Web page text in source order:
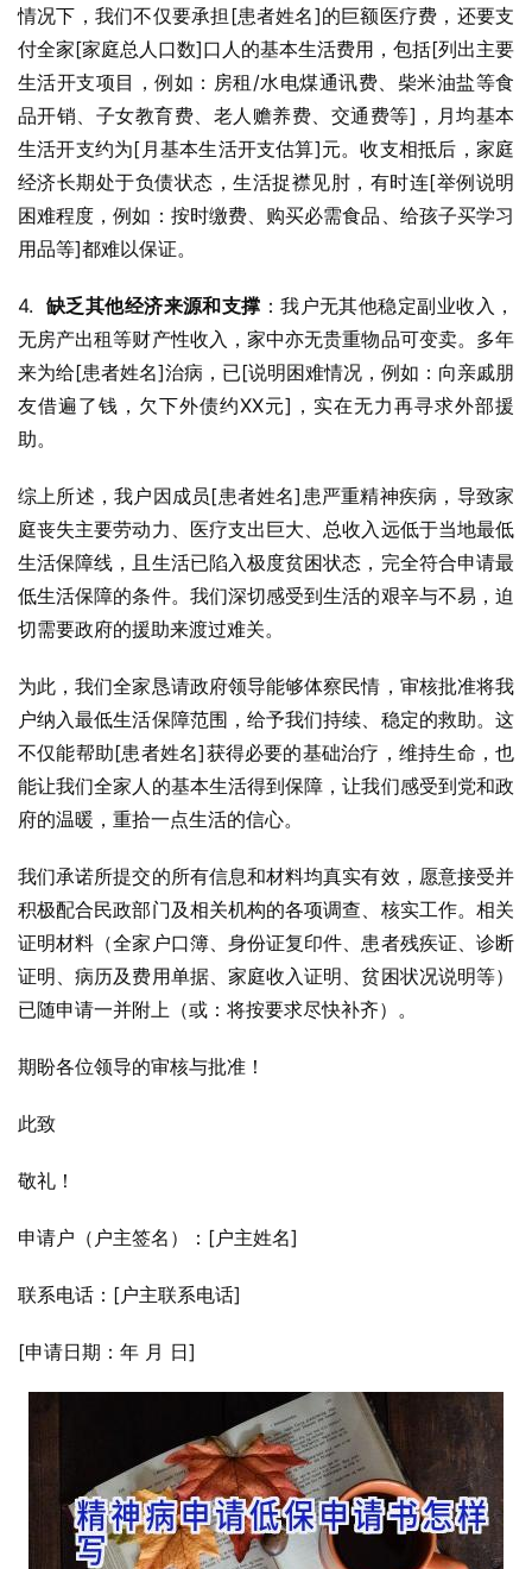
情况下，我们不仅要承担[患者姓名]的巨额医疗费，还要支
付全家[家庭总人口数]口人的基本生活费用，包括[列出主要
生活开支项目，例如：房租/水电煤通讯费、柴米油盐等食
品开销、子女教育费、老人赡养费、交通费等]，月均基本
生活开支约为[月基本生活开支估算]元。收支相抵后，家庭
经济长期处于负债状态，生活捉襟见肘，有时连[举例说明
困难程度，例如：按时缴费、购买必需食品、给孩子买学习
用品等]都难以保证。
4. 缺乏其他经济来源和支撑 ：我户无其他稳定副业收入，
无房产出租等财产性收入，家中亦无贵重物品可变卖。多年
来为给[患者姓名]治病，已[说明困难情况，例如：向亲戚朋
友借遍了钱，欠下外债约XX元]，实在无力再寻求外部援
助。
综上所述，我户因成员[患者姓名]患严重精神疾病，导致家
庭丧失主要劳动力、医疗支出巨大、总收入远低于当地最低
生活保障线，且生活已陷入极度贫困状态，完全符合申请最
低生活保障的条件。我们深切感受到生活的艰辛与不易，迫
切需要政府的援助来渡过难关。
为此，我们全家恳请政府领导能够体察民情，审核批准将我
户纳入最低生活保障范围，给予我们持续、稳定的救助。这
不仅能帮助[患者姓名]获得必要的基础治疗，维持生命，也
能让我们全家人的基本生活得到保障，让我们感受到党和政
府的温暖，重拾一点生活的信心。
我们承诺所提交的所有信息和材料均真实有效，愿意接受并
积极配合民政部门及相关机构的各项调查、核实工作。相关
证明材料（全家户口簿、身份证复印件、患者残疾证、诊断
证明、病历及费用单据、家庭收入证明、贫困状况说明等）
已随申请一并附上（或：将按要求尽快补齐）。
期盼各位领导的审核与批准！
此致
敬礼！
申请户（户主签名）：[户主姓名]
联系电话：[户主联系电话]
[申请日期：年 月 日]